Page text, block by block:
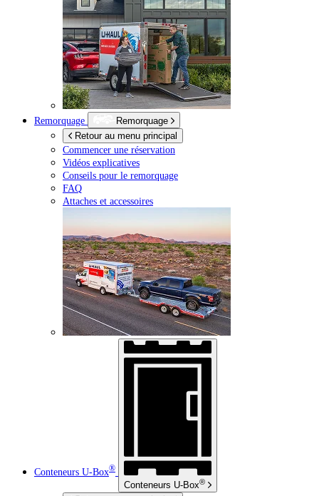
Remorquage
Remorquage
Retour au menu principal
Commencer une réservation
Vidéos explicatives
Conseils pour le remorquage
FAQ
Attaches et accessoires
Conteneurs U-Box®
Conteneurs U-Box®